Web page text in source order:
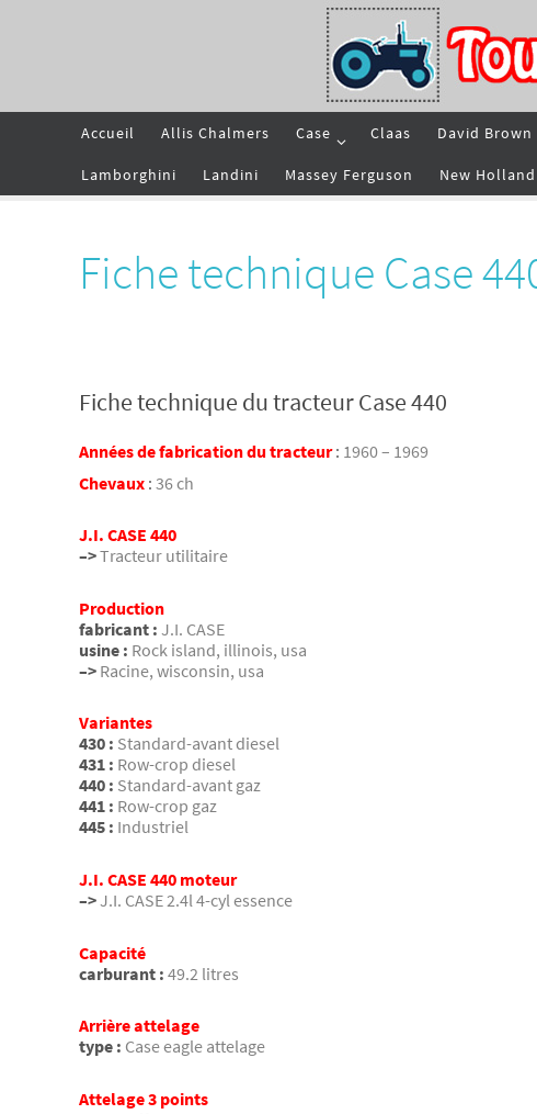
Accueil Allis Chalmers Case Claas David Brown
Lamborghini Landini Massey Ferguson New Holland
Fiche technique Case
Fiche technique du tracteur Case 440
Années de fabrication du tracteur: 1960 – 1969
Chevaux : 36 ch
J.I. CASE 440
–>Tracteur utilitaire
Production
fabricant : J.I. CASE
usine : Rock island, illinois, usa
–> Racine, wisconsin, usa
Variantes
430 : Standard-avant diesel
431 : Row-crop diesel
440 : Standard-avant gaz
441 : Row-crop gaz
445 : Industriel
J.I. CASE 440 moteur
–>J.I. CASE 2.4l 4-cyl essence
Capacité
carburant : 49.2 litres
Arrière attelage
type : Case eagle attelage
Attelage 3 points